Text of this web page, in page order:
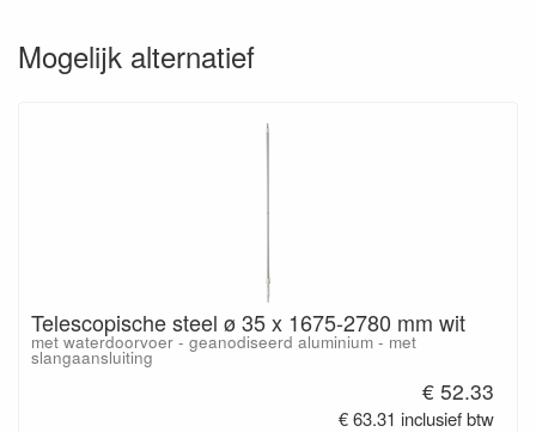
Mogelijk alternatief
Telescopische steel ø 35 x 1675-2780 mm wit
met waterdoorvoer - geanodiseerd aluminium - met
slangaansluiting
€ 52.33
€ 63.31 inclusief btw